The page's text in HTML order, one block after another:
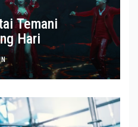
Temani
Hari